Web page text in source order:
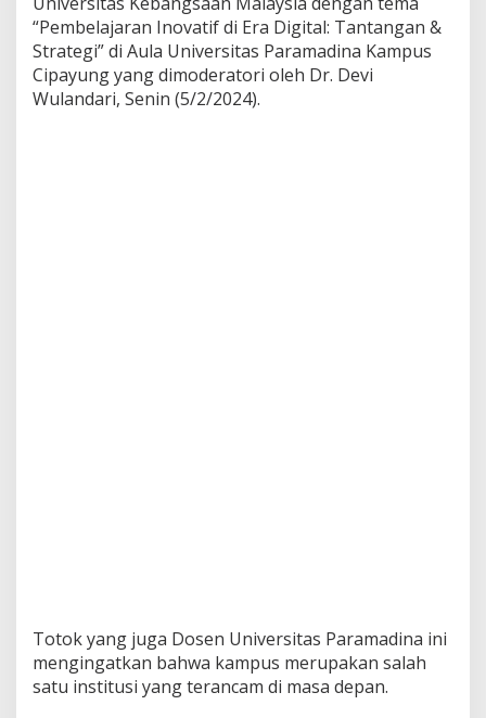
“Pembelajaran Inovatif di Era Digital: Tantangan &
Strategi” di Aula Universitas Paramadina Kampus
Cipayung yang dimoderatori oleh Dr. Devi
Wulandari, Senin (5/2/2024).
Totok yang juga Dosen Universitas Paramadina ini
mengingatkan bahwa kampus merupakan salah
satu institusi yang terancam di masa depan.